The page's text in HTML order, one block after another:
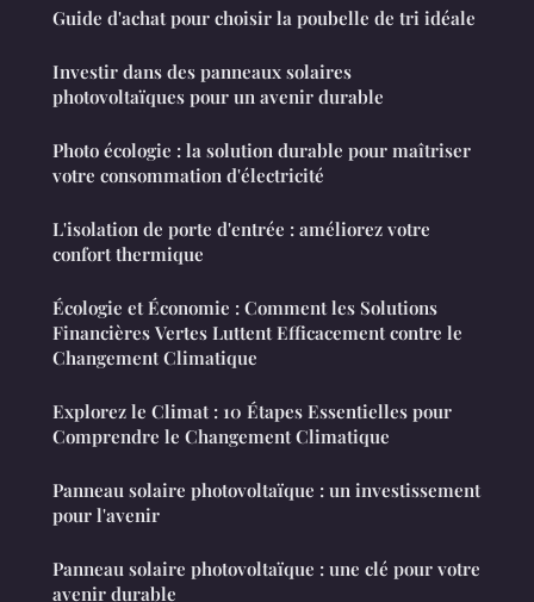
Guide d'achat pour choisir la poubelle de tri idéale
Investir dans des panneaux solaires
photovoltaïques pour un avenir durable
Photo écologie : la solution durable pour maîtriser
votre consommation d'électricité
L'isolation de porte d'entrée : améliorez votre
confort thermique
Écologie et Économie : Comment les Solutions
Financières Vertes Luttent Efficacement contre le
Changement Climatique
Explorez le Climat : 10 Étapes Essentielles pour
Comprendre le Changement Climatique
Panneau solaire photovoltaïque : un investissement
pour l'avenir
Panneau solaire photovoltaïque : une clé pour votre
avenir durable